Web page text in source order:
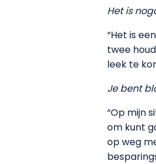
Het is
“Het is
twee
leek te
Je bent
“Op mijn
om kunt
op weg